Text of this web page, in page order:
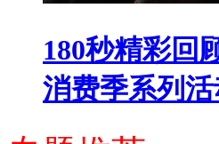
180秒精彩回
消费季系列